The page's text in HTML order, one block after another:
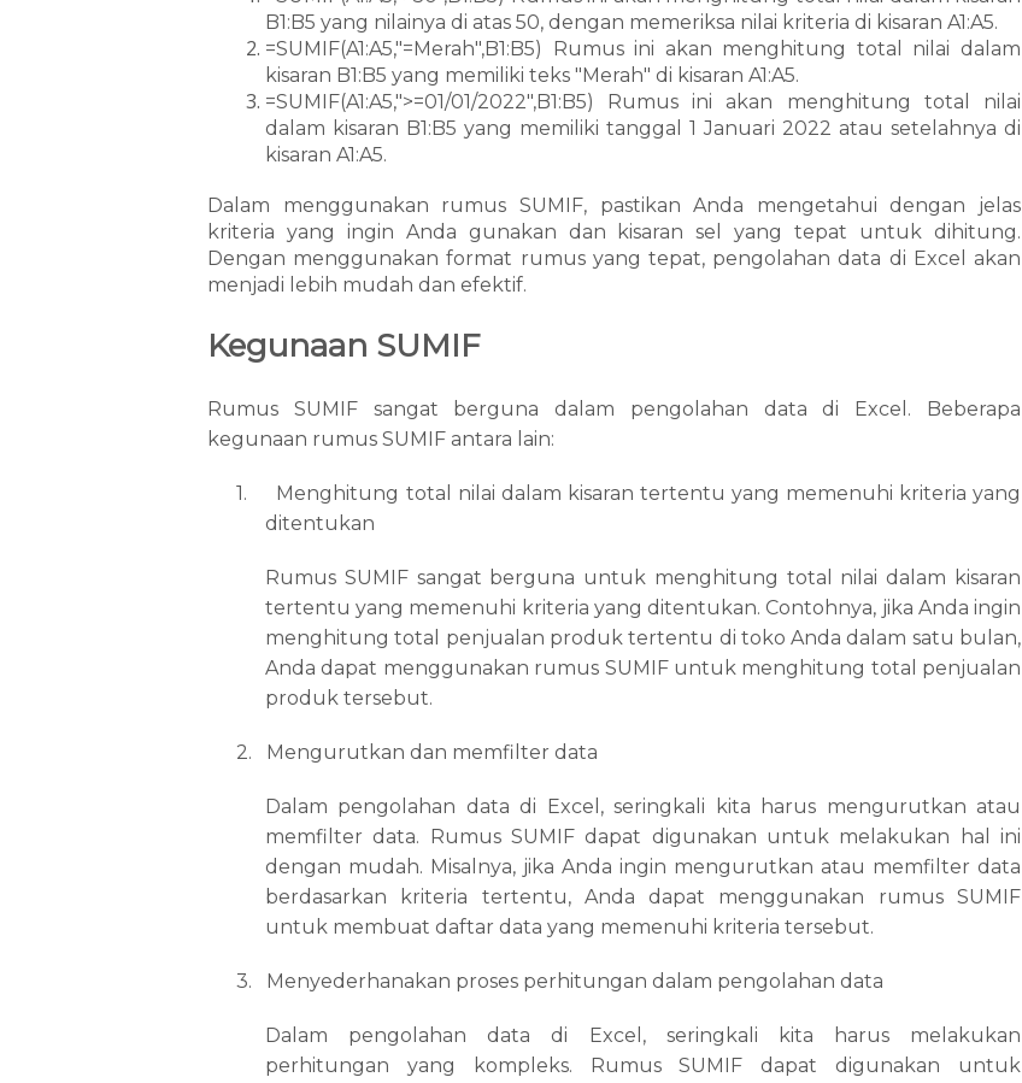
B1:B5 yang nilainya di atas 50, dengan memeriksa nilai kriteria di kisaran A1:A5.
=SUMIF(A1:A5,"=Merah",B1:B5) Rumus ini akan menghitung total nilai dalam
kisaran B1:B5 yang memiliki teks "Merah" di kisaran A1:A5.
=SUMIF(A1:A5,">=01/01/2022",B1:B5) Rumus ini akan menghitung total nilai
dalam kisaran B1:B5 yang memiliki tanggal 1 Januari 2022 atau setelahnya di
kisaran A1:A5.
Dalam menggunakan rumus SUMIF, pastikan Anda mengetahui dengan jelas
kriteria yang ingin Anda gunakan dan kisaran sel yang tepat untuk dihitung.
Dengan menggunakan format rumus yang tepat, pengolahan data di Excel akan
menjadi lebih mudah dan efektif.
Kegunaan SUMIF
Rumus SUMIF sangat berguna dalam pengolahan data di Excel. Beberapa
kegunaan rumus SUMIF antara lain:
1.
Menghitung total nilai dalam kisaran tertentu yang memenuhi kriteria yang
ditentukan
Rumus SUMIF sangat berguna untuk menghitung total nilai dalam kisaran
tertentu yang memenuhi kriteria yang ditentukan. Contohnya, jika Anda ingin
menghitung total penjualan produk tertentu di toko Anda dalam satu bulan,
Anda dapat menggunakan rumus SUMIF untuk menghitung total penjualan
produk tersebut.
2. Mengurutkan dan memfilter data
Dalam pengolahan data di Excel, seringkali kita harus mengurutkan atau
memfilter data. Rumus SUMIF dapat digunakan untuk melakukan hal ini
dengan mudah. Misalnya, jika Anda ingin mengurutkan atau memfilter data
berdasarkan kriteria tertentu, Anda dapat menggunakan rumus SUMIF
untuk membuat daftar data yang memenuhi kriteria tersebut.
3. Menyederhanakan proses perhitungan dalam pengolahan data
Dalam pengolahan data di Excel, seringkali kita harus melakukan
perhitungan yang kompleks. Rumus SUMIF dapat digunakan untuk